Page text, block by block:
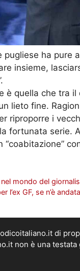
pugliese ha pure
insieme,
è quella che tra
lieto fine.
riproporre i
fortunata serie.
“coabitazione”
mondo del
l’ex GF, se n’è
di
non è una